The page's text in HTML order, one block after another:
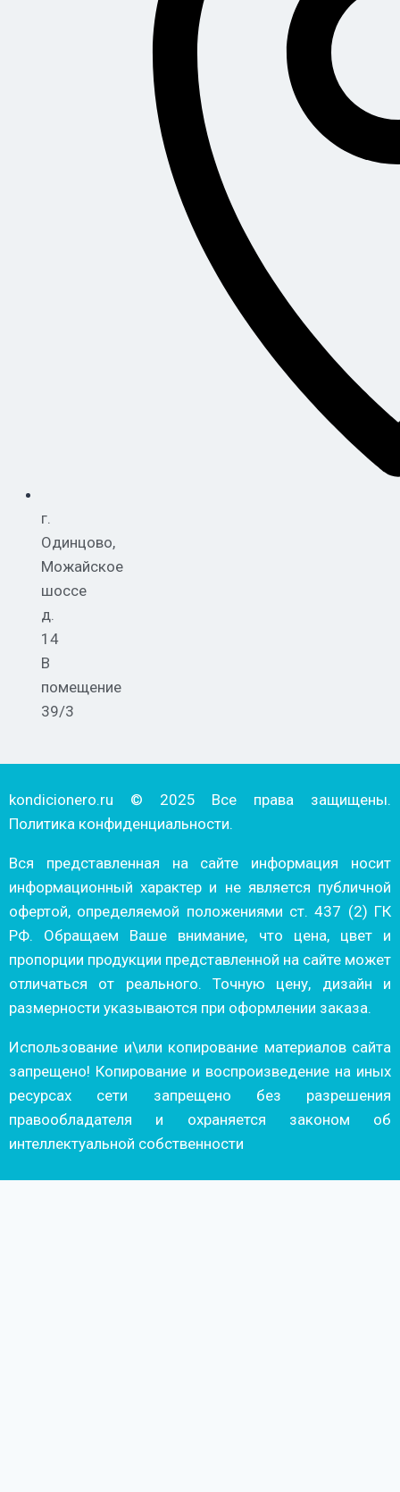
г.
Одинцово,
Можайское
шоссе
д.
14
В
помещение
39/3
kondicionero.ru © 2025 Все права защищены.
Политика конфиденциальности.
Вся представленная на сайте информация носит
информационный характер и не является публичной
офертой, определяемой положениями ст. 437 (2) ГК
РФ. Обращаем Ваше внимание, что цена, цвет и
пропорции продукции представленной на сайте может
отличаться от реального. Точную цену, дизайн и
размерности указываются при оформлении заказа.
Использование и\или копирование материалов сайта
запрещено! Копирование и воспроизведение на иных
ресурсах сети запрещено без разрешения
правообладателя и охраняется законом об
интеллектуальной собственности